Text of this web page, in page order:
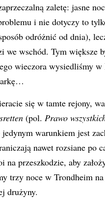
zaletę: jasne
i nie dotyczy to
odróżnić od dnia),
we wschód. Tym większe
wieczora wysiedliśmy
się w tamte rejony,
(pol. Prawo
warunkiem jest
nawet rozsiane po
na przeszkodzie, aby
trzy noce w Trondheim
drużyny.